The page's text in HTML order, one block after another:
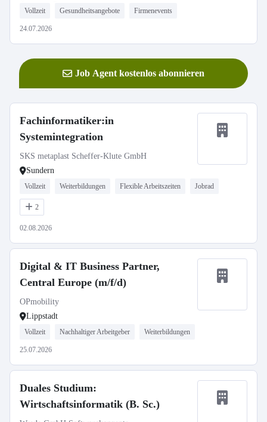
Vollzeit Gesundheitsangebote Firmenevents
24.07.2026
Job Agent kostenlos abonnieren
Fachinformatiker:in
Systemintegration
SKS metaplast Scheffer-Klute GmbH
Sundern
Vollzeit Weiterbildungen Flexible Arbeitszeiten Jobrad
2
02.08.2026
Digital & IT Business Partner,
Central Europe (m/f/d)
OPmobility
Lippstadt
Vollzeit Nachhaltiger Arbeitgeber Weiterbildungen
25.07.2026
Duales Studium:
Wirtschaftsinformatik (B. Sc.)